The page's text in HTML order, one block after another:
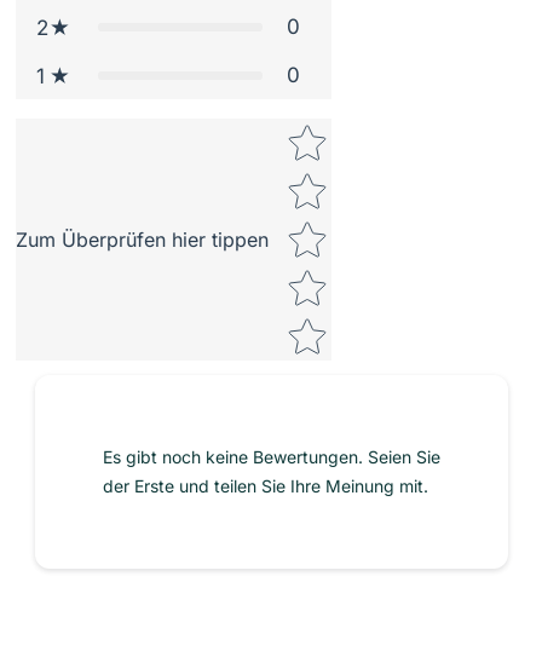
2 0
1 0
Zum Überprüfen hier tippen
Star rating
Es gibt noch keine Bewertungen. Seien Sie
der Erste und teilen Sie Ihre Meinung mit.